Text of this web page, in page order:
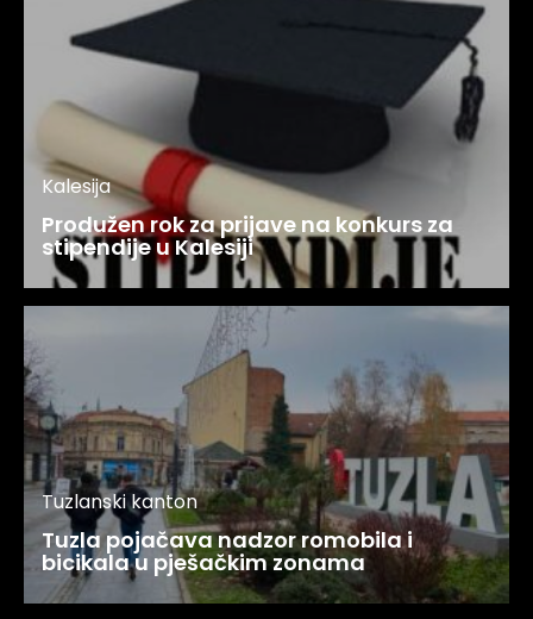
Kalesija
Produžen rok za prijave na konkurs za
stipendije u Kalesiji
Tuzlanski kanton
Tuzla pojačava nadzor romobila i
bicikala u pješačkim zonama